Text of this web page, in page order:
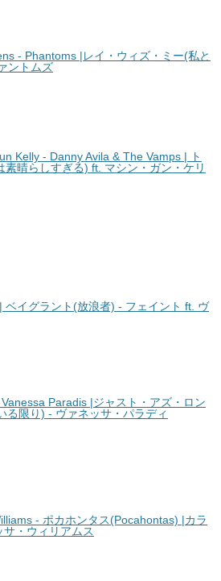
- Phantoms |レイ・ウィズ・ミー(私と
ントムズ
Kelly - Danny Avila & The Vamps | ト
晴らしすぎる) ft. マシン・ガン・ケリ
ベイグラント(放浪者) - フェイント ft. ヴ
Paradis |ジャスト・アズ・ロン
る限り) - ヴァネッサ・パラディ
- ポカホンタス(Pocahontas) |カラ
・ウィリアムス